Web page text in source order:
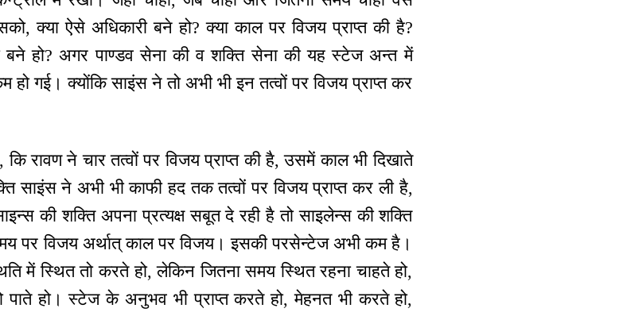
क्या ऐसे अधिकारी बने हो? क्या काल पर विजय प्राप्त की है?
बने हो? अगर पाण्डव सेना की व शक्ति सेना की यह स्टेज अन्त में
हो गई। क्योंकि साइंस ने तो अभी भी इन तत्वों पर विजय प्राप्त कर
कि रावण ने चार तत्वों पर विजय प्राप्त की है, उसमें काल भी दिखाते
साइंस ने अभी भी काफी हद तक तत्वों पर विजय प्राप्त कर ली है,
की शक्ति अपना प्रत्यक्ष सबूत दे रही है तो साइलेन्स की शक्ति
पर विजय अर्थात् काल पर विजय। इसकी परसेन्टेज अभी कम है।
में स्थित तो करते हो, लेकिन जितना समय स्थित रहना चाहते हो,
पाते हो। स्टेज के अनुभव भी प्राप्त करते हो, मेहनत भी करते हो,